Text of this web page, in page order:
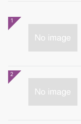
1
2